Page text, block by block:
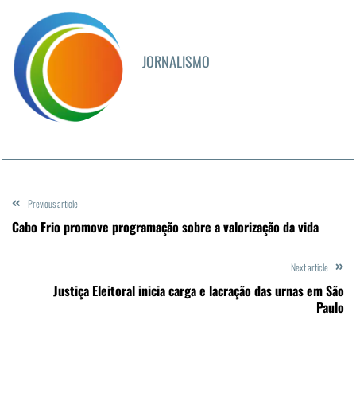
JORNALISMO
Previous article
Cabo Frio promove programação sobre a valorização da vida
Next article
Justiça Eleitoral inicia carga e lacração das urnas em São
Paulo